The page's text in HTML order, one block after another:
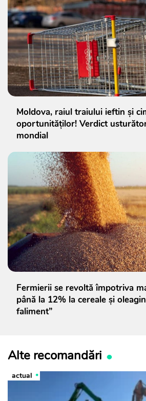
Moldova, raiul traiului ieftin și
oportunităților! Verdict
mondial
Fermierii se revoltă împotriva
până la 12% la cereale și
faliment”
Alte recomandări
actual